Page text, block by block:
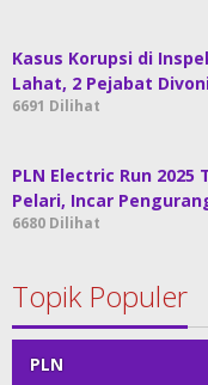
Kasus Korupsi di
Lahat, 2 Pejabat
6691 Dilihat
PLN Electric Run 2025
Pelari, Incar
6680 Dilihat
Topik Populer
PLN